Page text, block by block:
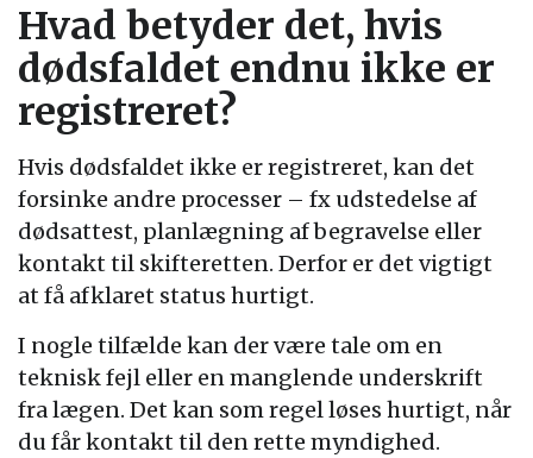
Hvad betyder det, hvis
dødsfaldet endnu ikke er
registreret?
Hvis dødsfaldet ikke er registreret, kan det
forsinke andre processer – fx udstedelse af
dødsattest, planlægning af begravelse eller
kontakt til skifteretten. Derfor er det vigtigt
at få afklaret status hurtigt.
I nogle tilfælde kan der være tale om en
teknisk fejl eller en manglende underskrift
fra lægen. Det kan som regel løses hurtigt, når
du får kontakt til den rette myndighed.